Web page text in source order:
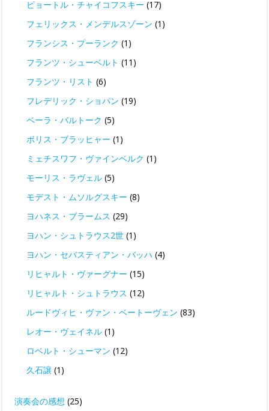
ピョートル・チャイコフスキー (17)
フェリックス・メンデルスゾーン (1)
フランシス・プーランク (1)
フランツ・シューベルト (11)
フランツ・リスト (6)
フレデリック・ショパン (19)
ベーラ・バルトーク (5)
ボリス・ブラッヒャー (1)
ミェチスワフ・ヴァインベルク (1)
モーリス・ラヴェル (5)
モデスト・ムソルグスキー (8)
ヨハネス・ブラームス (29)
ヨハン・シュトラウス2世 (1)
ヨハン・セバスティアン・バッハ (4)
リヒャルト・ヴァーグナー (15)
リヒャルト・シュトラウス (12)
ルードヴィヒ・ヴァン・ベートーヴェン (83)
レオー・ヴェイネル (1)
ロベルト・シューマン (12)
久石譲 (1)
演奏会の感想 (25)